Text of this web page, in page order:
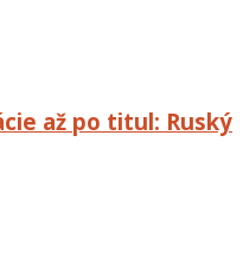
až po titul: Ruský